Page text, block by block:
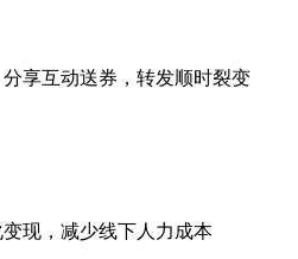
享互动送券，转发顺时裂变
现，减少线下人力成本